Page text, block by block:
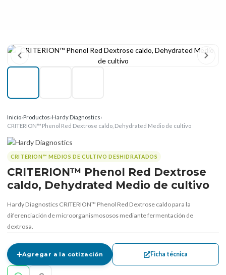
Inicio›Productos›Hardy Diagnostics›
CRITERION™ Phenol Red Dextrose caldo, Dehydrated Medio de cultivo
CRITERION™ MEDIOS DE CULTIVO DESHIDRATADOS
CRITERION™ Phenol Red Dextrose
caldo, Dehydrated Medio de cultivo
Hardy Diagnostics CRITERION™ Phenol Red Dextrose caldo para la
diferenciación de microorganismososos mediante fermentación de
dextrosa.
Agregar a la cotización Ficha técnica